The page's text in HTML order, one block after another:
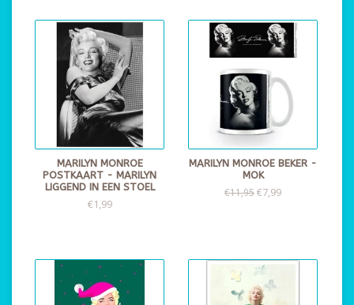
MARILYN MONROE
POSTKAART - MARILYN
LIGGEND IN EEN STOEL
€1,99
MARILYN MONROE BEKER -
MOK
€11,95€7,99